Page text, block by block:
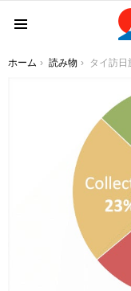
You are here:
ホーム 読み物 タイ訪日旅行会社を対象に日本旅